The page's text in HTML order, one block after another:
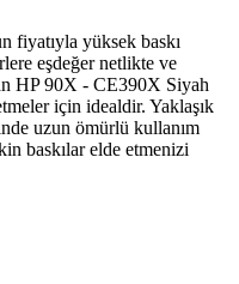
fiyatıyla yüksek baskı
eşdeğer netlikte ve
HP 90X - CE390X Siyah
için idealdir. Yaklaşık
uzun ömürlü kullanım
baskılar elde etmenizi